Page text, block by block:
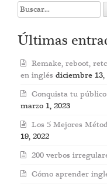
Search
for:
Últimas
Remake, reboot,
en inglés diciembre 13,
Conquista tu
marzo 1, 2023
Los 5 Mejores
19, 2022
200 verbos
Cómo aprender